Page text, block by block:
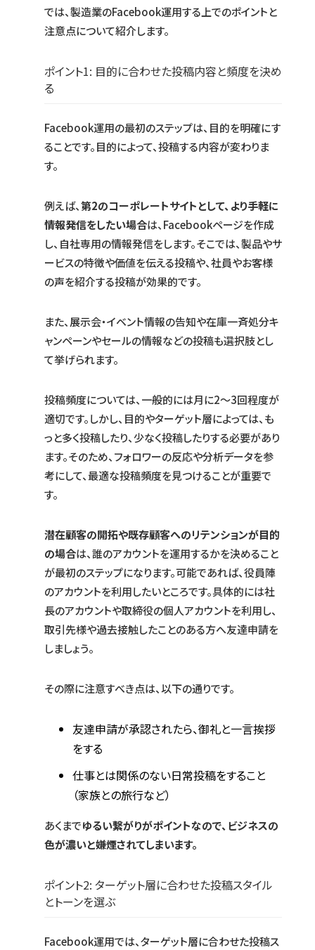
では、製造業のFacebook運用する上でのポイントと
注意点について紹介します。
ポイント1: 目的に合わせた投稿内容と頻度を決め
る
Facebook運用の最初のステップは、目的を明確にす
ることです。目的によって、投稿する内容が変わりま
す。
例えば、第2のコーポレートサイトとして、より手軽に
情報発信をしたい場合は、Facebookページを作成
し、自社専用の情報発信をします。そこでは、製品やサ
ービスの特徴や価値を伝える投稿や、社員やお客様
の声を紹介する投稿が効果的です。
また、展示会・イベント情報の告知や在庫一斉処分キ
ャンペーンやセールの情報などの投稿も選択肢とし
て挙げられます。
投稿頻度については、一般的には月に2～3回程度が
適切です。しかし、目的やターゲット層によっては、も
っと多く投稿したり、少なく投稿したりする必要があり
ます。そのため、フォロワーの反応や分析データを参
考にして、最適な投稿頻度を見つけることが重要で
す。
潜在顧客の開拓や既存顧客へのリテンションが目的
の場合は、誰のアカウントを運用するかを決めること
が最初のステップになります。可能であれば、役員陣
のアカウントを利用したいところです。具体的には社
長のアカウントや取締役の個人アカウントを利用し、
取引先様や過去接触したことのある方へ友達申請を
しましょう。
その際に注意すべき点は、以下の通りです。
友達申請が承認されたら、御礼と一言挨拶
をする
仕事とは関係のない日常投稿をすること
（家族との旅行など）
あくまでゆるい繋がりがポイントなので、ビジネスの
色が濃いと嫌煙されてしまいます。
ポイント2: ターゲット層に合わせた投稿スタイル
とトーンを選ぶ
Facebook運用では、ターゲット層に合わせた投稿ス